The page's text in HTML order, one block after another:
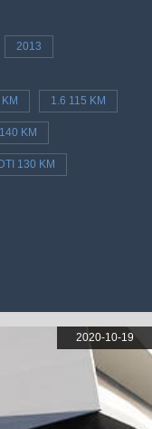
2013
1.6 115 KM
KM
130 KM
2020-10-19